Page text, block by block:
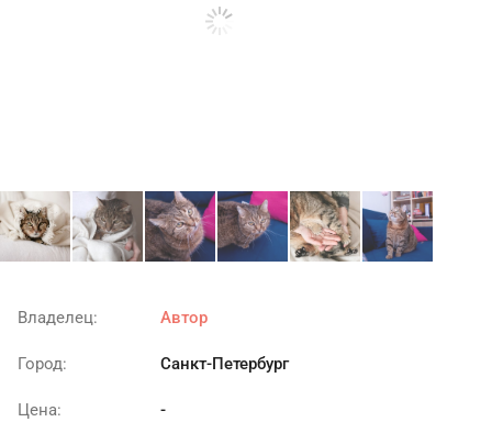
Владелец: Автор
Город: Санкт-Петербург
Цена: -